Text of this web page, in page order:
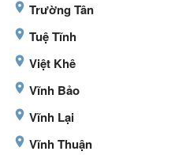
Trường Tân
Tuệ Tĩnh
Việt Khê
Vĩnh Bảo
Vĩnh Lại
Vĩnh Thuận